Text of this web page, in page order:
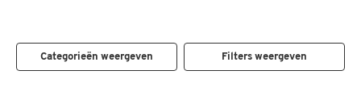
Categorieën weergeven Filters weergeven